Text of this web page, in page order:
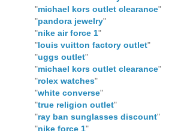
"michael kors outlet clearance"
"pandora jewelry"
"nike air force 1"
"louis vuitton factory outlet"
"uggs outlet"
"michael kors outlet clearance"
"rolex watches"
"white converse"
"true religion outlet"
"ray ban sunglasses discount"
"nike force 1"